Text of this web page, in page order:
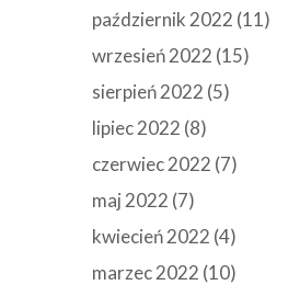
październik 2022 (11)
wrzesień 2022 (15)
sierpień 2022 (5)
lipiec 2022 (8)
czerwiec 2022 (7)
maj 2022 (7)
kwiecień 2022 (4)
marzec 2022 (10)